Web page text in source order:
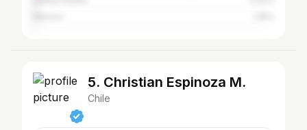
5. Christian Espinoza M.
Chile